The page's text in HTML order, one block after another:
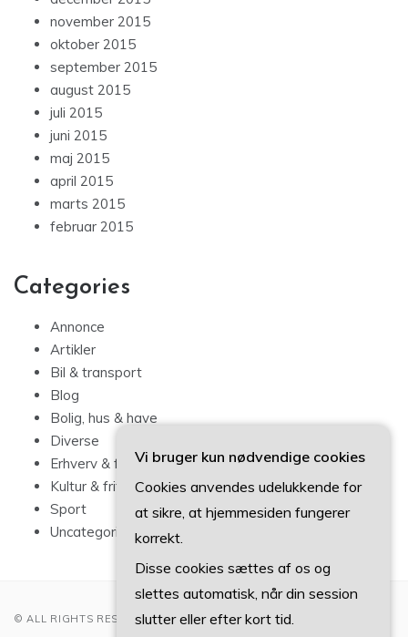
november 2015
oktober 2015
september 2015
august 2015
juli 2015
juni 2015
maj 2015
april 2015
marts 2015
februar 2015
Categories
Annonce
Artikler
Bil & transport
Blog
Bolig, hus & have
Diverse
Erhverv & forbrug
Kultur & fritid
Sport
Uncategorized
© ALL RIGHTS RESERVED 2022
Vi bruger kun nødvendige cookies
Cookies anvendes udelukkende for
at sikre, at hjemmesiden fungerer
korrekt.
Disse cookies sættes af os og
slettes automatisk, når din session
slutter eller efter kort tid.